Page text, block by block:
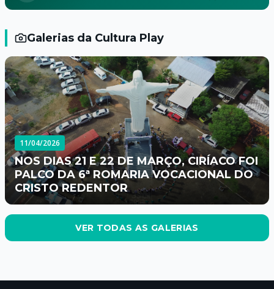
Galerias da Cultura Play
11/04/2026
NOS DIAS 21 E 22 DE MARÇO, CIRÍACO FOI
PALCO DA 6ª ROMARIA VOCACIONAL DO
CRISTO REDENTOR
VER TODAS AS GALERIAS